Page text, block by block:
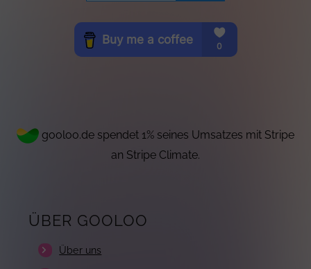
gooloo.de spendet 1% seines Umsatzes mit Stripe
an Stripe Climate.
ÜBER GOOLOO
Über uns